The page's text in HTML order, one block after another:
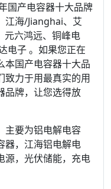
国产电容器十大品牌
江海/Jianghai、艾
元六鸿远、铜峰电
电子 。如果您正在
本国产电容器十大品
致力于用最真实的用
品牌，让您选得放
主要为铝电解电容
器，江海铝电解电
源，光伏储能，充电